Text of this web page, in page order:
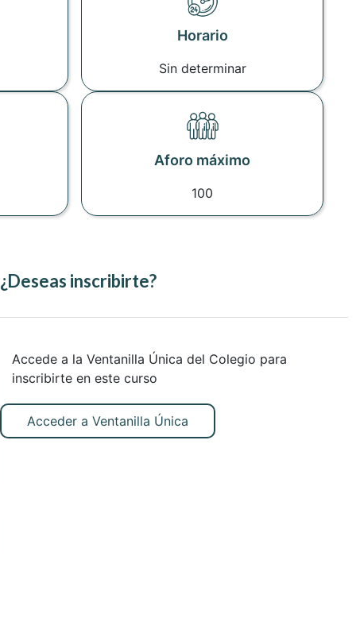
Horario
Sin determinar
Aforo máximo
100
¿Deseas inscribirte?
Accede a la Ventanilla Única del Colegio para
inscribirte en este curso
Acceder a Ventanilla Única